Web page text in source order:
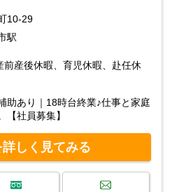
10-29
駅
前産後休暇、育児休暇、赴任休
助あり｜18時台終業♪仕事と家庭
【社員募集】
しく見てみる